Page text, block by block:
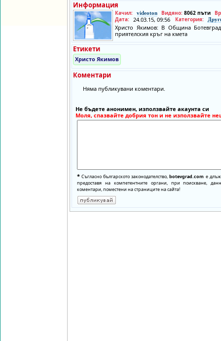
Информация
Качил: videoton Видяно: 8062 пъти
Дата: 24.03.15, 09:56 Категория:
Христо Якимов: В Община
приятелския кръг на кмета
Етикети
Христо Якимов
Коментари
Няма публикувани коментари.
Не бъдете анонимен, използвайте акаунта си
Моля, спазвайте добрия тон и не използвайте
* Съгласно българското законодателство,botevgrad.com е
предоставя на компетентните органи, при поискване,
коментари, поместени на страниците на сайта!